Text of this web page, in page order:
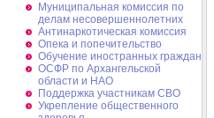
Муниципальная комиссия по
делам несовершеннолетних
Антинаркотическая комиссия
Опека и попечительство
Обучение иностранных граждан
ОСФР по Архангельской
области и НАО
Поддержка участникам СВО
Укрепление общественного